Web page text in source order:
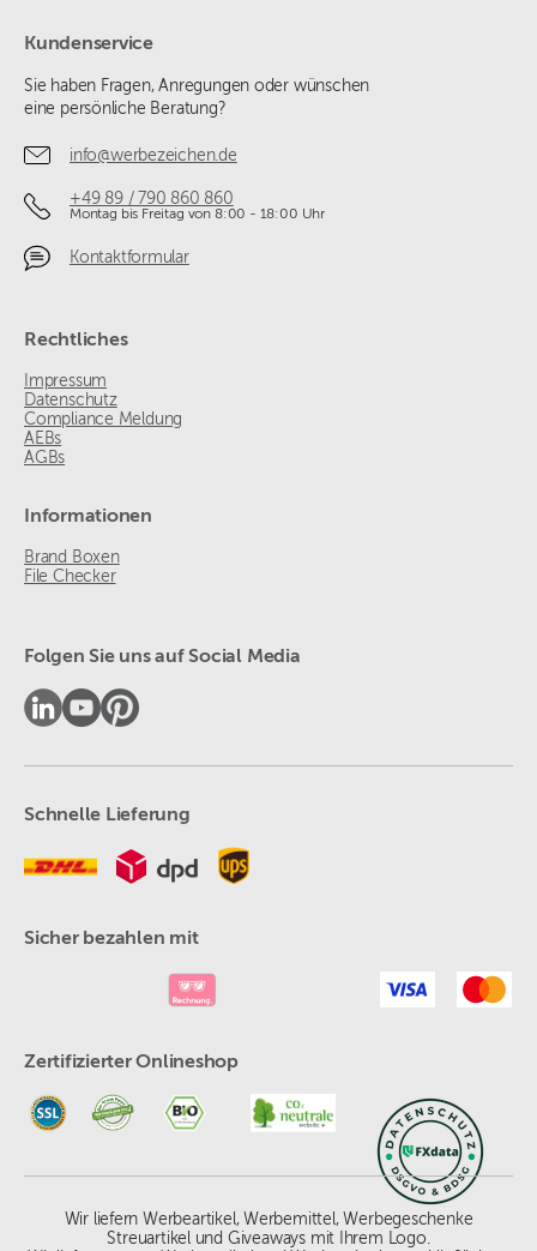
Kundenservice
Sie haben Fragen, Anregungen oder wünschen
eine persönliche Beratung?
info@werbezeichen.de
+49 89 / 790 860 860
Montag bis Freitag von 8:00 - 18:00 Uhr
Kontaktformular
Rechtliches
Impressum
Datenschutz
Compliance Meldung
AEBs
AGBs
Informationen
Brand Boxen
File Checker
Folgen Sie uns auf Social Media
Schnelle Lieferung
Sicher bezahlen mit
Zertifizierter Onlineshop
Wir liefern Werbeartikel, Werbemittel, Werbegeschenke
Streuartikel und Giveaways mit Ihrem Logo.